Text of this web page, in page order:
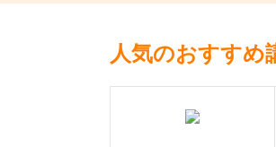
人気のおすすめ